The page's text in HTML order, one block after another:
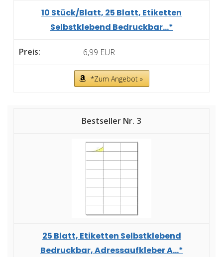
10 Stück/Blatt, 25 Blatt, Etiketten
Selbstklebend Bedruckbar...*
6,99 EUR
*Zum Angebot »
3
25 Blatt, Etiketten Selbstklebend
Bedruckbar, Adressaufkleber A...*